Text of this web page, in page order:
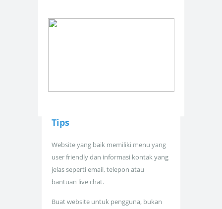
Tips
Website yang baik memiliki menu yang
user friendly dan informasi kontak yang
jelas seperti email, telepon atau
bantuan live chat.
Buat website untuk pengguna, bukan